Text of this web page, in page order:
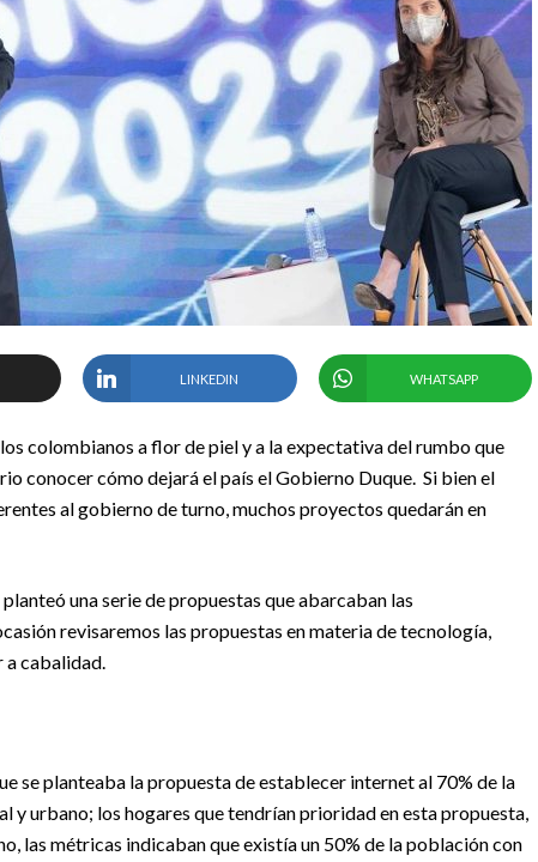
LINKEDIN WHATSAPP
colombianos a flor de piel y a la expectativa del rumbo que
conocer cómo dejará el país el Gobierno Duque. Si bien el
al gobierno de turno, muchos proyectos quedarán en
una serie de propuestas que abarcaban las
revisaremos las propuestas en materia de tecnología,
a cabalidad.
se planteaba la propuesta de establecer internet al 70% de la
urbano; los hogares que tendrían prioridad en esta propuesta,
las métricas indicaban que existía un 50% de la población con